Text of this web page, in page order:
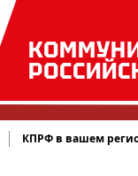
КПРФ в вашем